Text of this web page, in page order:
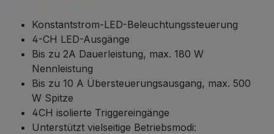
Konstantstrom-LED-Beleuchtungssteuerung
4-CH LED-Ausgänge
Bis zu 2A Dauerleistung, max. 180 W
Nennleistung
Bis zu 10 A Übersteuerungsausgang, max. 500
W Spitze
4CH isolierte Triggereingänge
Unterstützt vielseitige Betriebsmodi: